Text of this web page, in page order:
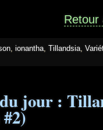
Retour
ionantha Tillandsia
jour :